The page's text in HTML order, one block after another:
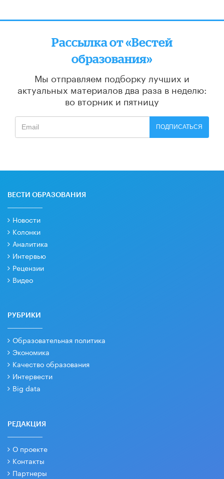
Рассылка от «Вестей
образования»
Мы отправляем подборку лучших и
актуальных материалов два раза в неделю:
во вторник и пятницу
ПОДПИСАТЬСЯ
ВЕСТИ ОБРАЗОВАНИЯ
Новости
Колонки
Аналитика
Интервью
Рецензии
Видео
РУБРИКИ
Образовательная политика
Экономика
Качество образования
Интервести
Big data
РЕДАКЦИЯ
О проекте
Контакты
Партнеры